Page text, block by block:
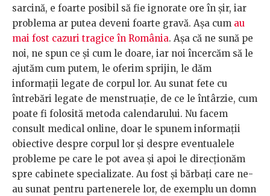
sarcină, e foarte posibil să fie ignorate ore în șir, iar
problema ar putea deveni foarte gravă. Așa cum au
mai fost cazuri tragice în România. Așa că ne sună pe
noi, ne spun ce și cum le doare, iar noi încercăm să le
ajutăm cum putem, le oferim sprijin, le dăm
informații legate de corpul lor. Au sunat fete cu
întrebări legate de menstruație, de ce le întârzie, cum
poate fi folosită metoda calendarului. Nu facem
consult medical online, doar le spunem informații
obiective despre corpul lor și despre eventualele
probleme pe care le pot avea și apoi le direcționăm
spre cabinete specializate. Au fost și bărbați care ne-
au sunat pentru partenerele lor, de exemplu un domn